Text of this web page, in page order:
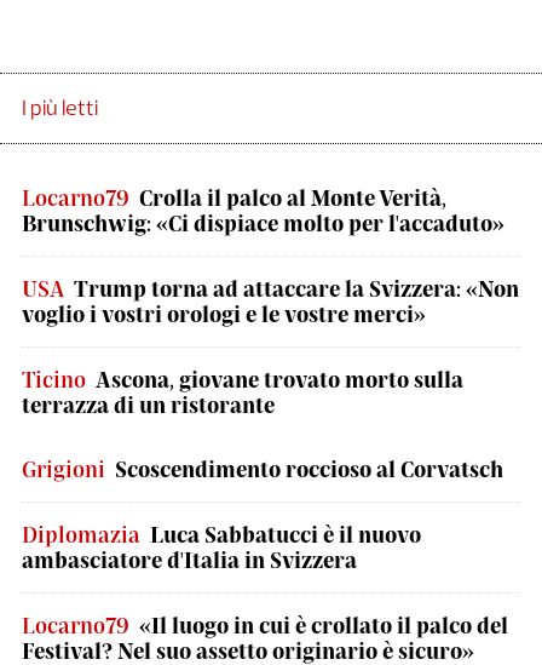
I più letti
Locarno79 Crolla il palco al Monte Verità,
Brunschwig: «Ci dispiace molto per l'accaduto»
USA Trump torna ad attaccare la Svizzera: «Non
voglio i vostri orologi e le vostre merci»
Ticino Ascona, giovane trovato morto sulla
terrazza di un ristorante
Grigioni Scoscendimento roccioso al Corvatsch
Diplomazia Luca Sabbatucci è il nuovo
ambasciatore d'Italia in Svizzera
Locarno79 «Il luogo in cui è crollato il palco del
Festival? Nel suo assetto originario è sicuro»